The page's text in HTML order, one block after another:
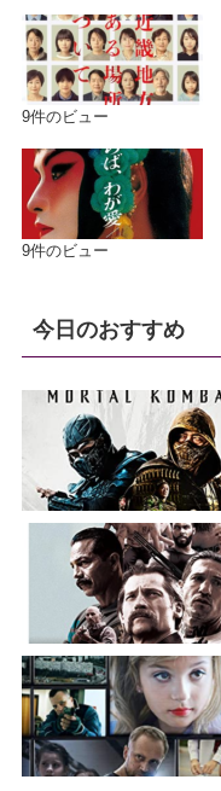
9件のビュー
9件のビュー
今日のおすすめ